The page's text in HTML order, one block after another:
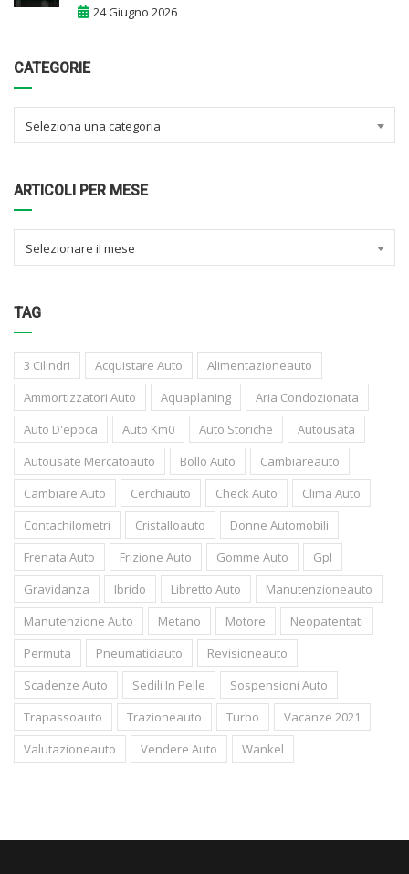
24 Giugno 2026
CATEGORIE
Seleziona una categoria
ARTICOLI PER MESE
Selezionare il mese
TAG
3 Cilindri Acquistare Auto
Alimentazioneauto
Ammortizzatori Auto
Aquaplaning
Aria Condozionata
Auto D'epoca
Auto Km0 Auto Storiche
Autousata
Autousate Mercatoauto
Bollo Auto
Cambiareauto
Cambiare Auto
Cerchiauto Check Auto
Clima Auto
Contachilometri
Cristalloauto
Donne Automobili
Frenata Auto
Frizione Auto Gomme Auto
Gpl
Gravidanza
Ibrido Libretto Auto
Manutenzioneauto
Manutenzione Auto
Metano Motore
Neopatentati
Permuta
Pneumaticiauto
Revisioneauto
Scadenze Auto
Sedili In Pelle
Sospensioni Auto
Trapassoauto
Trazioneauto Turbo
Vacanze 2021
Valutazioneauto
Vendere Auto Wankel